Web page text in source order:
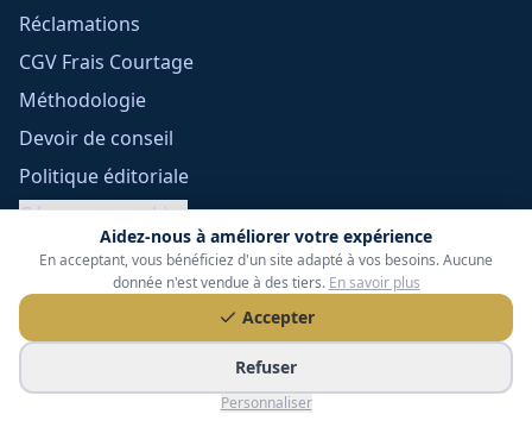
Aidez-nous à améliorer votre expérience
En acceptant, vous bénéficiez d'un site adapté à vos besoins. Aucune
donnée n'est vendue à des tiers. En savoir plus
Accepter
Refuser
Personnaliser
Réclamations
CGV Frais Courtage
Méthodologie
Devoir de conseil
Politique éditoriale
Gérer mes cookies
Tessoria Assurances- SARL au capital de 15 000 €